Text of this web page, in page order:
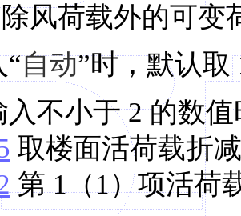
风荷载外的可变
“自动”时，默认取
入不小于 2 的数
取楼面活荷载折
第 1（1）项活荷